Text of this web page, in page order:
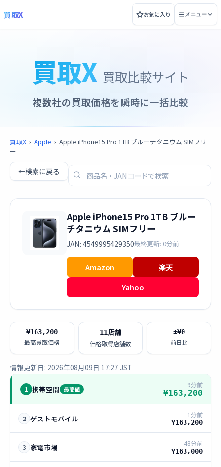
買取X お気に入り メニュー
買取X 買取比較サイト
複数社の買取価格を瞬時に一括比較
買取X › Apple › Apple iPhone15 Pro 1TB ブルーチタニウム SIMフリ
ー
←検索に戻る
Apple iPhone15 Pro 1TB ブルー
チタニウム SIMフリー
JAN: 4549995429350最終更新: 0分前
Amazon
楽天
Yahoo
¥163,200
最高買取価格
11店舗
価格取得店舗数
±¥0
前日比
情報更新日: 2026年08月09日 17:27 JST
1 携帯空間 最高値
9分前
¥163,200
2 ゲストモバイル 1分前
¥163,200
3 家電市場 48分前
¥163,000